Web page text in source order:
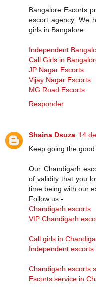
Bangalore Escorts
escort agency. We
girls in Bangalore.
Independent
Call Girls in
JP Nagar Escorts
Vijay Nagar Escorts
MG Road Escorts
Responder
Shaina Dsuza 14
Keep going the good
Our Chandigarh
of validity that you
time being with our
Follow us:-
Chandigarh escorts
VIP Chandigarh
Call girls in
Independent
Chandigarh escorts
Escorts service in